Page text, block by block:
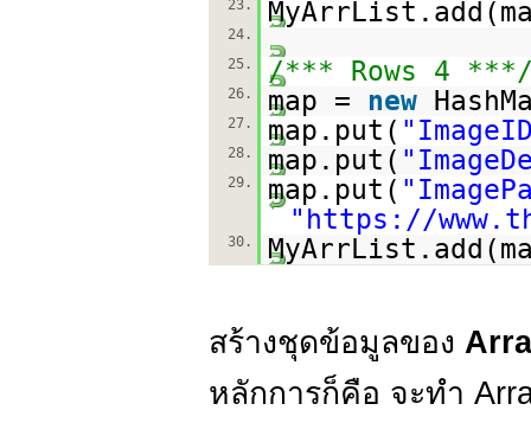
23.
24.
25.
/*** Rows 4
26. map = new
27. map.put(
28. map.put(
29. map.put(
" https://
30.
สร้างชุดข้อมูลของ
หลักการก็คือ จะทำ